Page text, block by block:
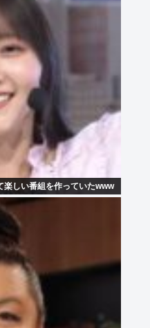
楽しい番組を作っていたwww